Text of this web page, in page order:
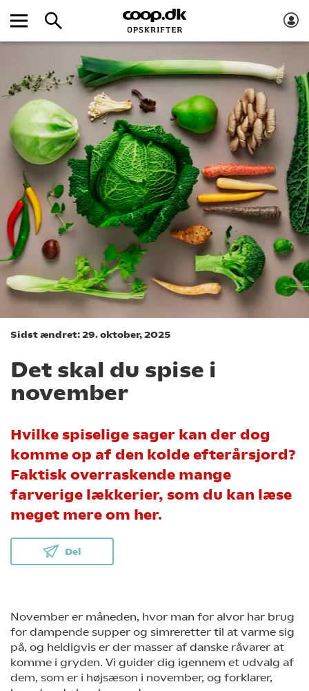
Sidst ændret: 29. oktober, 2025
Det skal du spise i
november
Hvilke spiselige sager kan der dog
komme op af den kolde efterårsjord?
Faktisk overraskende mange
farverige lækkerier, som du kan læse
meget mere om her.
Del
November er måneden, hvor man for alvor har brug
for dampende supper og simreretter til at varme sig
på, og heldigvis er der masser af danske råvarer at
komme i gryden. Vi guider dig igennem et udvalg af
dem, som er i højsæson i november, og forklarer,